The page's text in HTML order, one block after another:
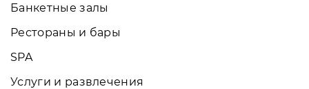
Банкетные залы
Рестораны и бары
SPA
Услуги и развлечения